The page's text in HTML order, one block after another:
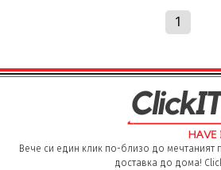
1
Вече си един клик по-близо до мечтаният
доставка до дома!